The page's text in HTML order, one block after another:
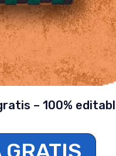
– 100%